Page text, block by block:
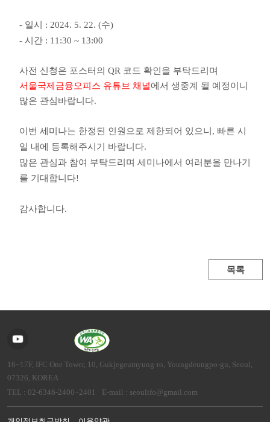
- 일시 : 2024. 5. 22. (수)
- 시간 : 11:30 ~ 13:00
사전 신청은 포스터의 QR 코드 확인을 부탁드리며
서울국제금융오피스 유튜브 채널에서 생중계 될 예정이니
많은 관심바랍니다.
이번 세미나는 한정된 인원으로 제한되어 있으니, 빠른 시
일 내에 등록해주시기 바랍니다.
많은 관심과 참여 부탁드리며 세미나에서 여러분을 만나기
를 기대합니다!
감사합니다.
목록
16~17F, IFC One Tower, 10, Gukjegeumyung-ro, Youngdeungpo-gu, Seoul,
07326, KOREA
TEL : 02-6346-2400~2401
E-mail : seoulifo@gmail.com